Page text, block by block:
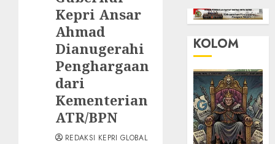
Kepri Ansar
Ahmad
Dianugerahi
Penghargaan
dari
Kementerian
ATR/BPN
REDAKSI KEPRI GLOBAL
KOLOM